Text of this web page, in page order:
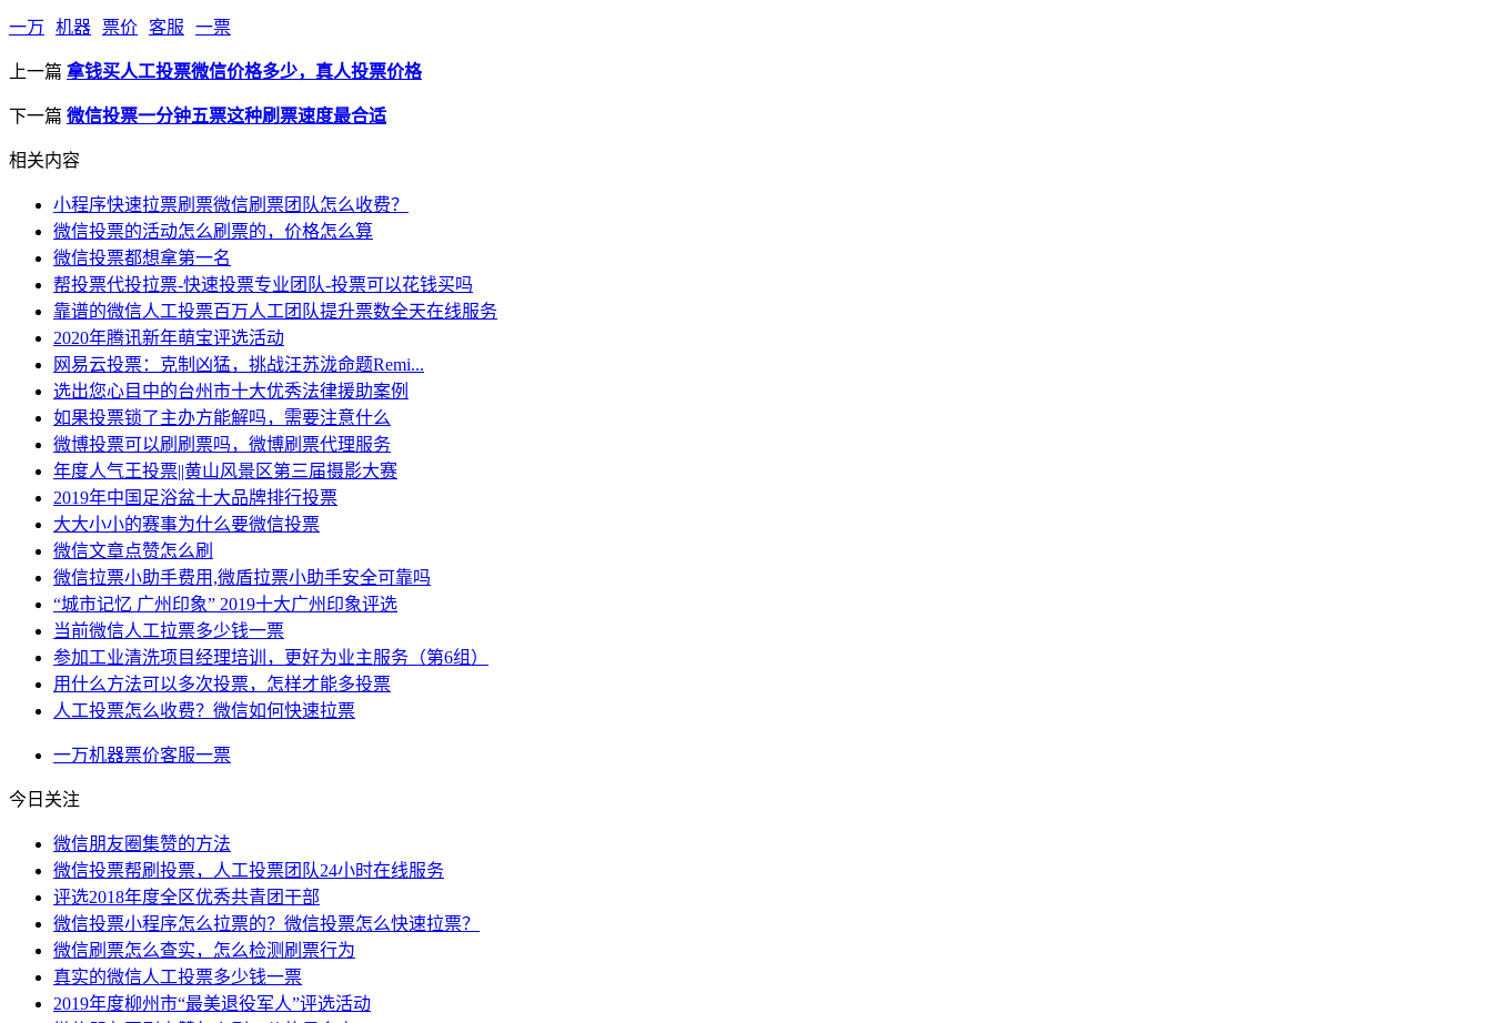
一万 机器 票价 客服 一票
上一篇 拿钱买人工投票微信价格多少，真人投票价格
下一篇 微信投票一分钟五票这种刷票速度最合适
相关内容
小程序快速拉票刷票微信刷票团队怎么收费？
微信投票的活动怎么刷票的，价格怎么算
微信投票都想拿第一名
帮投票代投拉票-快速投票专业团队-投票可以花钱买吗
靠谱的微信人工投票百万人工团队提升票数全天在线服务
2020年腾讯新年萌宝评选活动
网易云投票：克制凶猛，挑战汪苏泷命题Remi...
选出您心目中的台州市十大优秀法律援助案例
如果投票锁了主办方能解吗，需要注意什么
微博投票可以刷刷票吗，微博刷票代理服务
年度人气王投票||黄山风景区第三届摄影大赛
2019年中国足浴盆十大品牌排行投票
大大小小的赛事为什么要微信投票
微信文章点赞怎么刷
微信拉票小助手费用,微盾拉票小助手安全可靠吗
“城市记忆 广州印象” 2019十大广州印象评选
当前微信人工拉票多少钱一票
参加工业清洗项目经理培训，更好为业主服务（第6组）
用什么方法可以多次投票，怎样才能多投票
人工投票怎么收费？微信如何快速拉票
一万机器票价客服一票
今日关注
微信朋友圈集赞的方法
微信投票帮刷投票，人工投票团队24小时在线服务
评选2018年度全区优秀共青团干部
微信投票小程序怎么拉票的？微信投票怎么快速拉票？
微信刷票怎么查实，怎么检测刷票行为
真实的微信人工投票多少钱一票
2019年度柳州市“最美退役军人”评选活动